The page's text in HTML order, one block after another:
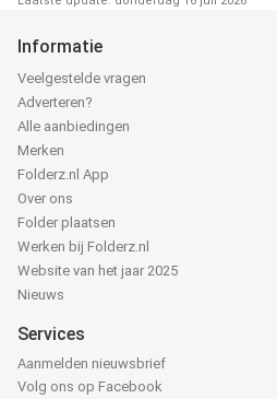
Informatie
Veelgestelde vragen
Adverteren?
Alle aanbiedingen
Merken
Folderz.nl App
Over ons
Folder plaatsen
Werken bij Folderz.nl
Website van het jaar 2025
Nieuws
Services
Aanmelden nieuwsbrief
Volg ons op Facebook